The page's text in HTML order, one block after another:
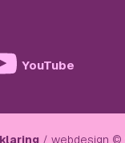
YouTube
webdesign ©